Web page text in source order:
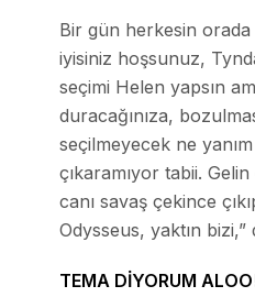
Bir gün herkesin
iyisiniz hoşsunuz,
seçimi Helen yapsın
duracağınıza,
seçilmeyecek ne
çıkaramıyor tabii.
canı savaş çekince
Odysseus, yaktın
TEMA DİYORUM